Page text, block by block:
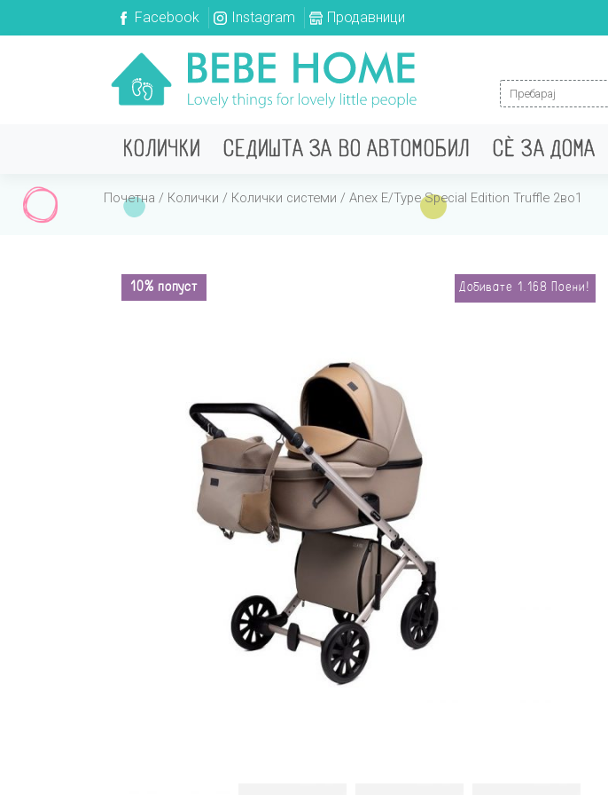
Facebook Instagram Продавници
Search for:
КОЛИЧКИ СЕДИШТА ЗА ВО АВТОМОБИЛ СÈ ЗА ДОМА
Почетна / Колички / Колички системи / Anex E/Type Special Edition Truffle 2во1
10% попуст Добивате 1.168 Поени!